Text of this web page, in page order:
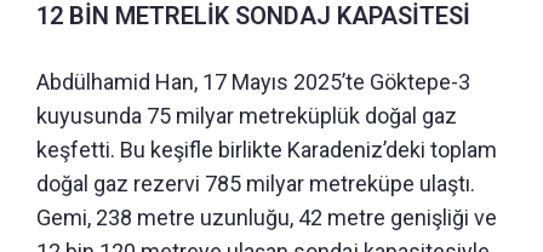
12 BİN METRELİK SONDAJ KAPASİTESİ
Abdülhamid Han, 17 Mayıs 2025’te Göktepe-3
kuyusunda 75 milyar metreküplük doğal gaz
keşfetti. Bu keşifle birlikte Karadeniz’deki toplam
doğal gaz rezervi 785 milyar metreküpe ulaştı.
Gemi, 238 metre uzunluğu, 42 metre genişliği ve